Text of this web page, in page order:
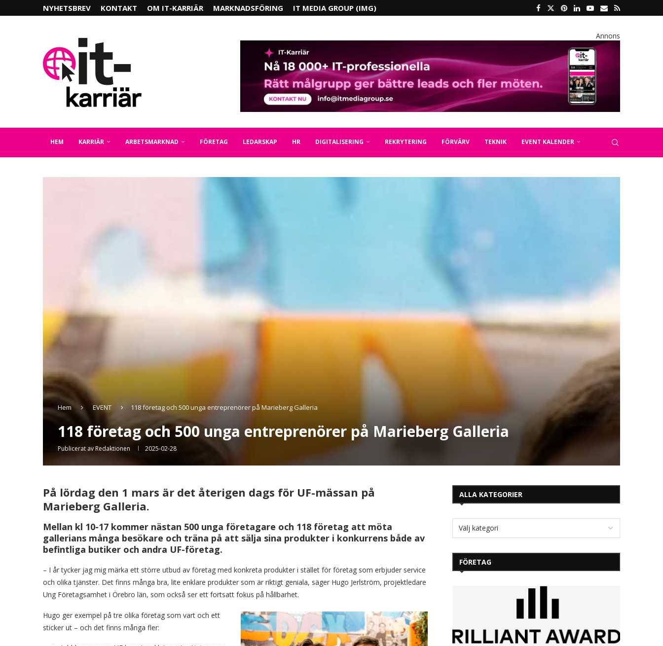
NYHETSBREV KONTAKT OM IT-KARRIÄR MARKNADSFÖRING IT MEDIA GROUP (IMG)
Annons
HEM KARRIÄR ARBETSMARKNAD FÖRETAG LEDARSKAP HR DIGITALISERING REKRYTERING FÖRVÄRV TEKNIK EVENT KALENDER
Hem EVENT 118 företag och 500 unga entreprenörer på Marieberg Galleria
118 företag och 500 unga entreprenörer på Marieberg Galleria
Publicerat avRedaktionen 2025-02-28
På lördag den 1 mars är det återigen dags för UF-mässan på
Marieberg Galleria.
Mellan kl 10-17 kommer nästan 500 unga företagare och 118 företag att möta
gallerians många besökare och träna på att sälja sina produkter i konkurrens både av
befintliga butiker och andra UF-företag.
– I år tycker jag mig märka ett större utbud av företag med konkreta produkter i stället för företag som erbjuder service
och olika tjänster. Det finns många bra, lite enklare produkter som är riktigt geniala, säger Hugo Jerlström, projektledare
Ung Företagsamhet i Örebro län, som också ser ett fortsatt fokus på hållbarhet.
Hugo ger exempel på tre olika företag som vart och ett
sticker ut – och det finns många fler:
ALLA KATEGORIER
FÖRETAG